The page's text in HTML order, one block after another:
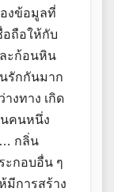
งข้อมูลที่
อถือให้กับ
ะก้อนหิน
รักกันมาก
งทาง เกิด
นคนหนึ่ง
กลิ่น
ะกอบอื่น ๆ
มีการสร้าง